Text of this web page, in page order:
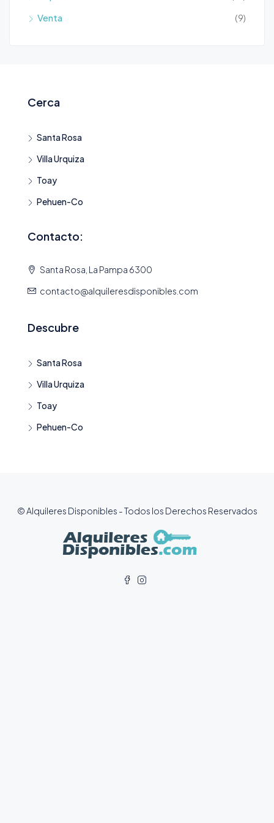
Venta
(9)
Cerca
Santa Rosa
Villa Urquiza
Toay
Pehuen-Co
Contacto:
Santa Rosa, La Pampa 6300
contacto@alquileresdisponibles.com
Descubre
Santa Rosa
Villa Urquiza
Toay
Pehuen-Co
© Alquileres Disponibles - Todos los Derechos Reservados